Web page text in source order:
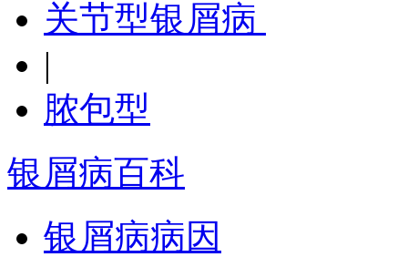
关节型银屑病
|
脓包型
银屑病百科
银屑病病因